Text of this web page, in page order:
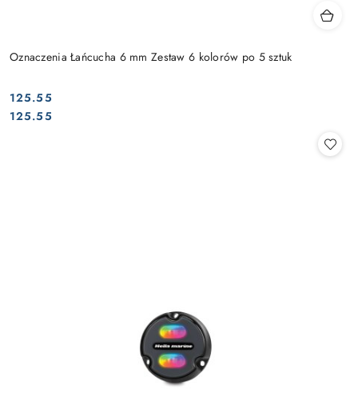
Oznaczenia Łańcucha 6 mm Zestaw 6 kolorów po 5 sztuk
Cena:
125.55
Cena:
125.55